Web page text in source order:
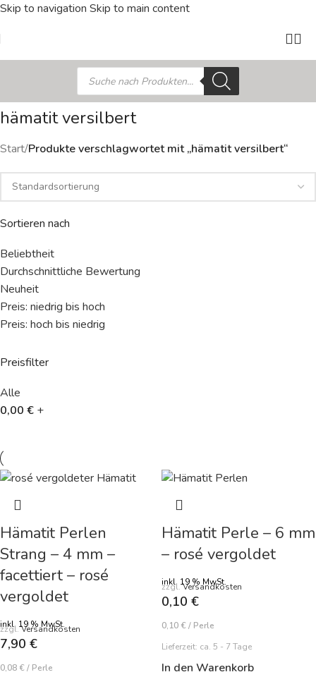
Skip to navigation Skip to main content
hämatit versilbert
Start/Produkte verschlagwortet mit „hämatit versilbert“
Sortieren nach
Beliebtheit
Durchschnittliche Bewertung
Neuheit
Preis: niedrig bis hoch
Preis: hoch bis niedrig
Preisfilter
Alle
0,00 € +
Hämatit Perlen
Strang – 4 mm –
facettiert – rosé
vergoldet
inkl. 19 % MwSt.
zzgl.Versandkosten
7,90 €
0,08 € / Perle
Hämatit Perle – 6 mm
– rosé vergoldet
inkl. 19 % MwSt.
zzgl.Versandkosten
0,10 €
0,10 € / Perle
Lieferzeit: ca. 5 - 7 Tage
In den Warenkorb